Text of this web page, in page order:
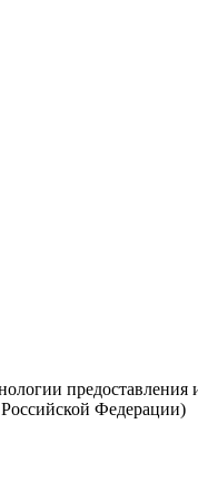
предоставления
Федерации)